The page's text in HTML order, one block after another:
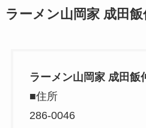
ラーメン山岡家 成田
ラーメン山岡家 成田飯
■住所
286-0046